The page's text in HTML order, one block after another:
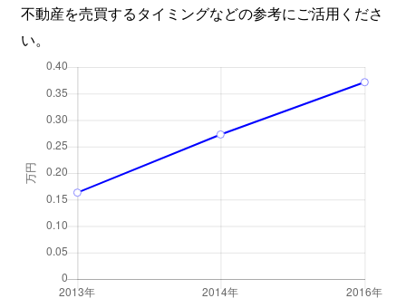
不動産を売買するタイミングなどの参考にご活用くださ
い。